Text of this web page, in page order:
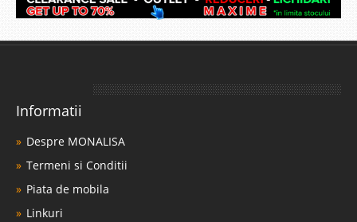
Informatii
Despre MONALISA
Termeni si Conditii
Piata de mobila
Linkuri